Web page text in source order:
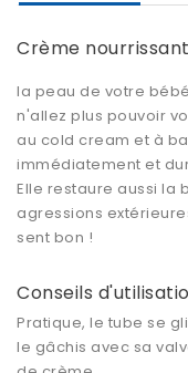
Crème
la peau de votre
n'allez plus pouvoir
au cold cream et à
immédiatement et
Elle restaure aussi la
agressions
sent bon !
Conseils
Pratique, le tube se
le gâchis avec sa